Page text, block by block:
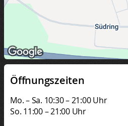
Öffnungszeiten
Mo. – Sa. 10:30 – 21:00 Uhr
So. 11:00 – 21:00 Uhr